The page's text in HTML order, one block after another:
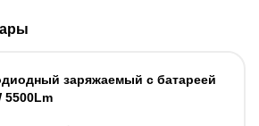
заряжаемый с батареей
5500Lm